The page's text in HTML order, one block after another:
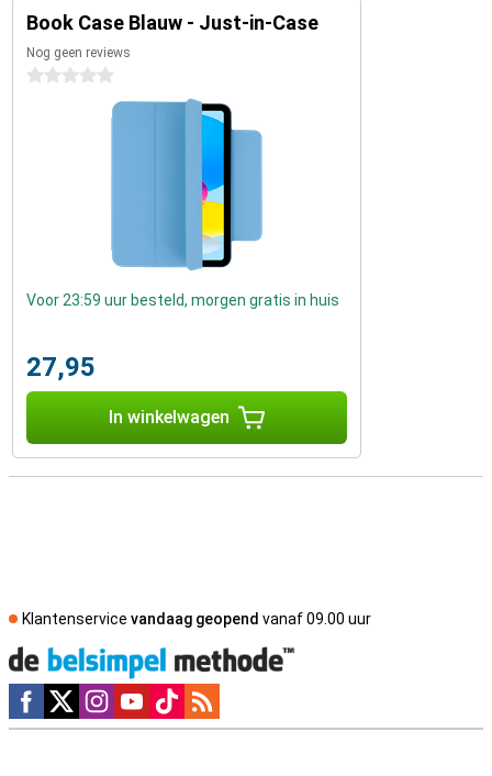
Book Case Blauw - Just-in-Case
Nog geen reviews
0 sterren
Voor 23:59 uur besteld, morgen gratis in huis
27,95
In winkelwagen
Klantenservice vandaag geopend vanaf 09.00 uur
Social media